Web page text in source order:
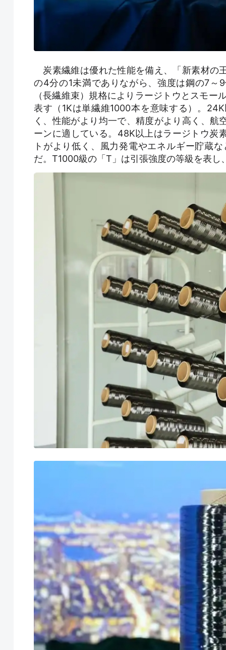
炭素繊維は優れた性能を備え、「新素材の
の4分の1未満でありながら、強度は鋼の7～
（長繊維束）規格によりラージトウとスモ
表す（1Kは単繊維1000本を意味する）。
く、性能がより均一で、精度がより高く、
ーンに適している。48K以上はラージトウ炭
トがより低く、風力発電やエネルギー貯蔵
だ。T1000級の「T」は引張強度の等級を表し